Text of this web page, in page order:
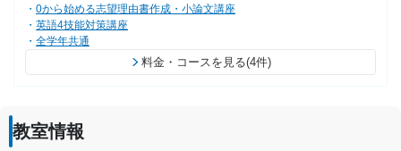
0から始める志望理由書作成・小論文講座
英語4技能対策講座
全学年共通
料金・コースを見る(4件)
教室情報